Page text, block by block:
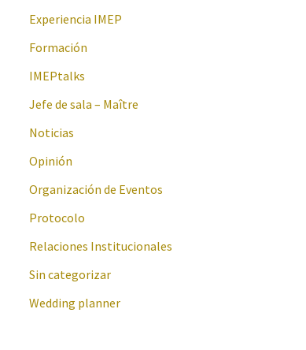
Experiencia IMEP
Formación
IMEPtalks
Jefe de sala – Maître
Noticias
Opinión
Organización de Eventos
Protocolo
Relaciones Institucionales
Sin categorizar
Wedding planner